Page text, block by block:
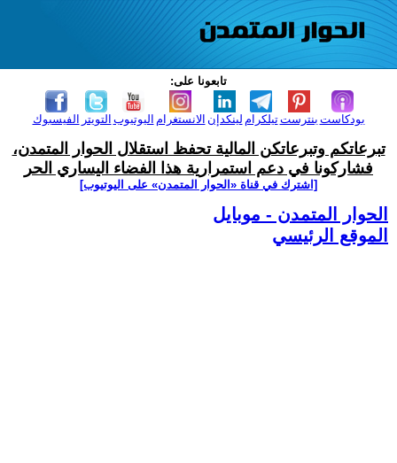
تابعونا على:
الفيسبوك التويتر اليوتيوب الانستغرام لينكدإن تيلكرامبنترست بودكاست
تبرعاتكم وتبرعاتكن المالية تحفظ استقلال الحوار المتمدن،
فشاركونا في دعم استمرارية هذا الفضاء اليساري الحر
[اشترك في قناة ‫«الحوار المتمدن» على اليوتيوب]
الحوار المتمدن - موبايل
الموقع الرئيسي